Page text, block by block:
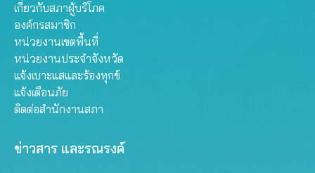
เกี่ยวกับสภาผู้บริโภค
องค์กรสมาชิก
หน่วยงานเขตพื้นที่
หน่วยงานประจำจังหวัด
แจ้งเบาะแสและร้องทุกข์
แจ้งเตือนภัย
ติดต่อสำนักงานสภา
ข่าวสาร และรณรงค์